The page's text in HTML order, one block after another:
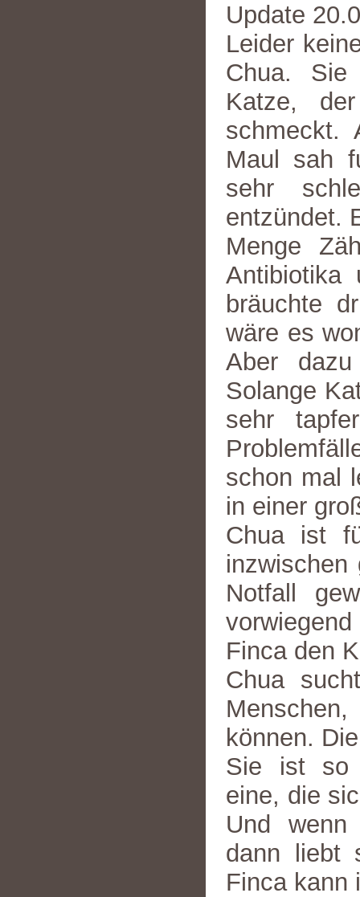
Update
Leider
Chua.
Katze,
schmeckt.
Maul sah
sehr
entzündet.
Menge
bräuchte
wäre es
Aber
Solange
sehr
schon mal
in einer
Chua ist
Notfall
Finca den
Chua
können.
Sie ist so
eine, die
Und
dann liebt
Finca kann